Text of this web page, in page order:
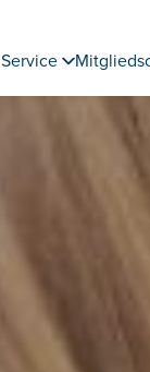
Service